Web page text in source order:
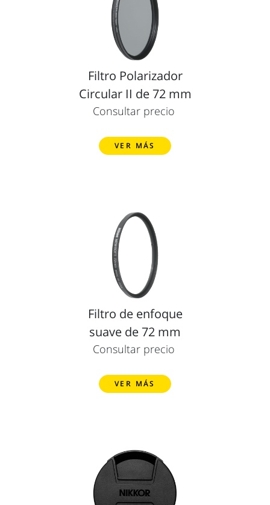
Filtro Polarizador
Circular II de 72 mm
Consultar precio
VER MÁS
Filtro de enfoque
suave de 72 mm
Consultar precio
VER MÁS